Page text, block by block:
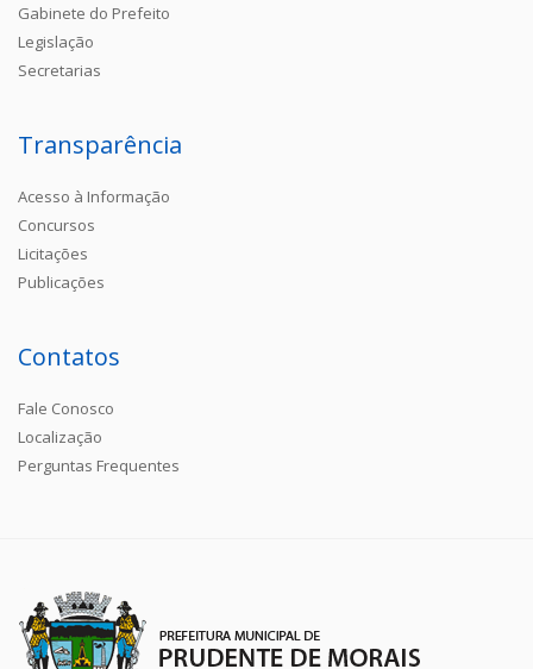
Gabinete do Prefeito
Legislação
Secretarias
Transparência
Acesso à Informação
Concursos
Licitações
Publicações
Contatos
Fale Conosco
Localização
Perguntas Frequentes